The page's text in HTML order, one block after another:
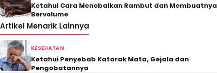
Ketahui Cara Menebalkan Rambut dan Membuatnya
Bervolume
Artikel Menarik Lainnya
KESEHATAN
Ketahui Penyebab Katarak Mata, Gejala dan
Pengobatannya